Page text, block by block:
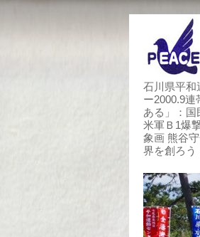
石川県平和
ー2000.9
ある」：
米軍Ｂ1爆
象画 熊谷
界を創ろう